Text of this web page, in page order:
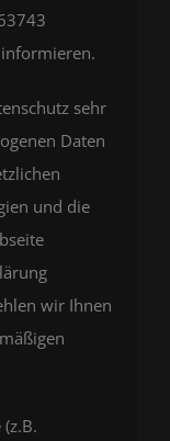
sehr
Daten
und die
wir Ihnen